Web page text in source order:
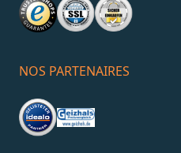
NOS PARTENAIRES